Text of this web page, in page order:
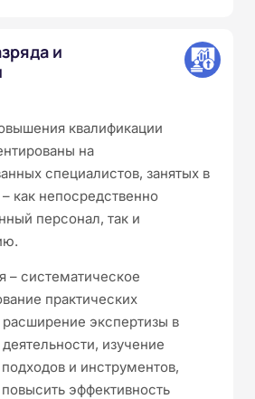
и
квалификации
на
специалистов, занятых в
как непосредственно
персонал, так и
– систематическое
практических
экспертизы в
изучение
и инструментов,
эффективность